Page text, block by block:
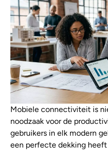
Mobiele connectiviteit is
noodzaak voor de
gebruikers in elk modern
een perfecte dekking
NL